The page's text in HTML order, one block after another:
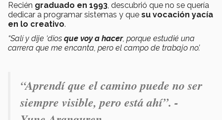
Recién graduado en 1993, descubrió que no se quería
dedicar a programar sistemas y que su vocación yacía
en lo creativo.
“Salí y dije ‘dios que voy a hacer, porque estudié una
carrera que me encanta, pero el campo de trabajo no’.
“Aprendí que el camino puede no ser
siempre visible, pero está ahí”. -